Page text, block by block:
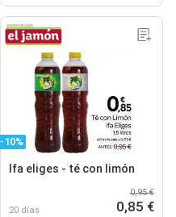
-10%
Ifa eliges - té con limón
20 días
0,95 €
0,85 €